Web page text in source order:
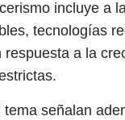
incluye a
tecnologías
a la
señalan